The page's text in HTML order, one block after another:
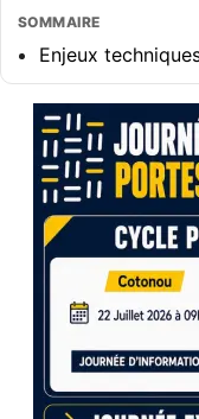
SOMMAIRE
Enjeux